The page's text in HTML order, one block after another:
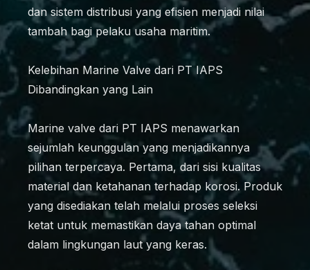
dan sistem distribusi yang efisien menjadi nilai
tambah bagi pelaku usaha maritim.
Kelebihan Marine Valve dari PT IAPS
Dibandingkan yang Lain
Marine valve dari PT IAPS menawarkan
sejumlah keunggulan yang menjadikannya
pilihan terpercaya. Pertama, dari sisi kualitas
material dan ketahanan terhadap korosi. Produk
yang disediakan telah melalui proses seleksi
ketat untuk memastikan daya tahan optimal
dalam lingkungan laut yang keras.